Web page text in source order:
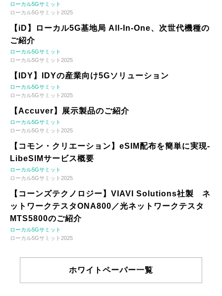
ローカル5Gサミット
ローカル5Gサミット2025
【iD】ローカル5G基地局 All-In-One、次世代機種の
ご紹介
ローカル5Gサミット
ローカル5Gサミット2025
【IDY】IDYの産業向け5Gソリューション
ローカル5Gサミット
ローカル5Gサミット2025
【Accuver】展示製品のご紹介
ローカル5Gサミット
ローカル5Gサミット2025
【コモン・クリエーション】eSIM配布を簡単に実現-
LibeSIMサービス概要
ローカル5Gサミット
ローカル5Gサミット2025
【コーンズテクノロジー】VIAVI Solutions社製 ネ
ットワークテスタONA800／光ネットワークテスタ
MTS5800のご紹介
ローカル5Gサミット
ローカル5Gサミット2025
ホワイトペーパー一覧